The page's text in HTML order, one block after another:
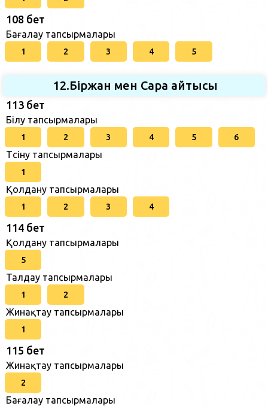
108 бет
Бағалау тапсырмалары
1 2 3 4 5
12.Біржан мен Сара айтысы
113 бет
Білу тапсырмалары
1 2 3 4 5 6
Түсіну тапсырмалары
1
Қолдану тапсырмалары
1 2 3 4
114 бет
Қолдану тапсырмалары
5
Талдау тапсырмалары
1 2
Жинақтау тапсырмалары
1
115 бет
Жинақтау тапсырмалары
2
Бағалау тапсырмалары